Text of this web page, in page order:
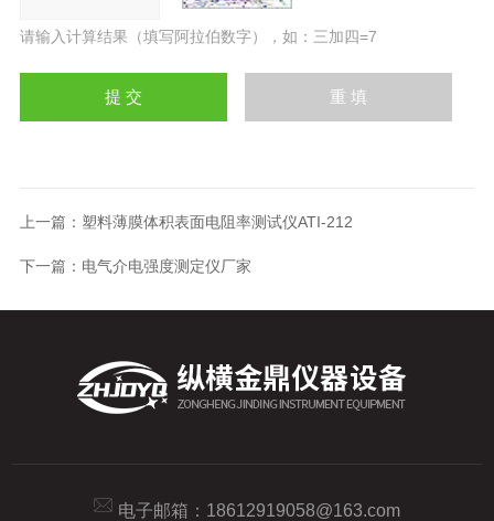
请输入计算结果（填写阿拉伯数字），如：三加四=7
上一篇： 塑料薄膜体积表面电阻率测试仪ATI-212
下一篇： 电气介电强度测定仪厂家
电子邮箱： 18612919058@163.com